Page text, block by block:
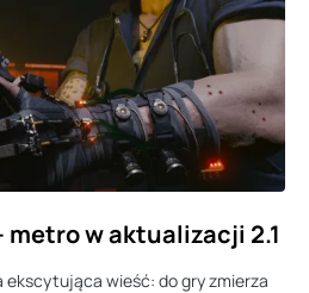
metro w aktualizacji 2.1
ekscytująca wieść: do gry zmierza